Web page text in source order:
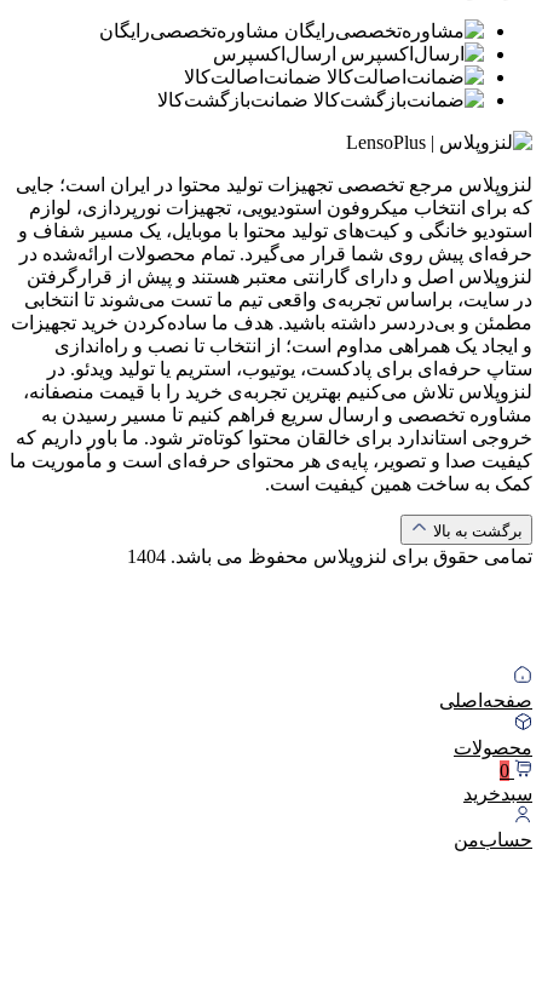
مشاوره‌تخصصی‌رایگان
ارسال‌اکسپرس
ضمانت‌اصالت‌کالا
ضمانت‌بازگشت‌کالا
لنزوپلاس مرجع تخصصی تجهیزات تولید محتوا در ایران است؛ جایی
که برای انتخاب میکروفون استودیویی، تجهیزات نورپردازی، لوازم
استودیو خانگی و کیت‌های تولید محتوا با موبایل، یک مسیر شفاف و
حرفه‌ای پیش روی شما قرار می‌گیرد. تمام محصولات ارائه‌شده در
لنزوپلاس اصل و دارای گارانتی معتبر هستند و پیش از قرارگرفتن
در سایت، براساس تجربه‌ی واقعی تیم ما تست می‌شوند تا انتخابی
مطمئن و بی‌دردسر داشته باشید. هدف ما ساده‌کردن خرید تجهیزات
و ایجاد یک همراهی مداوم است؛ از انتخاب تا نصب و راه‌اندازی
ستاپ حرفه‌ای برای پادکست، یوتیوب، استریم یا تولید ویدئو. در
لنزوپلاس تلاش می‌کنیم بهترین تجربه‌ی خرید را با قیمت منصفانه،
مشاوره تخصصی و ارسال سریع فراهم کنیم تا مسیر رسیدن به
خروجی استاندارد برای خالقان محتوا کوتاه‌تر شود. ما باور داریم که
کیفیت صدا و تصویر، پایه‌ی هر محتوای حرفه‌ای است و مأموریت ما
کمک به ساخت همین کیفیت است.
برگشت به بالا
تمامی حقوق برای لنزوپلاس محفوظ می باشد. 1404
صفحه‌اصلی
محصولات
0
سبد‌خرید
حساب‌من